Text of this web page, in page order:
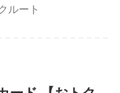
ルート